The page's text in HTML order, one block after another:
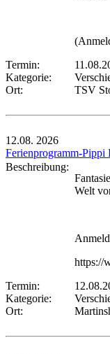
Termin:
Kategorie:
Ort:
TSV
12.08. 2026
Ferienprogramm-Pippi
Beschreibung:
Welt
https://
Termin:
Kategorie:
Ort: